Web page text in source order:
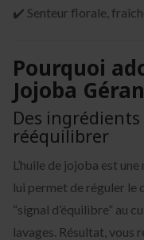
✔️ Senteur florale,
Pourquoi
Jojoba
Des
rééquilibrer
L’huile de jojoba est
lui permet de réguler le
“signal d’équilibre” au
lavages. Résultat, vous